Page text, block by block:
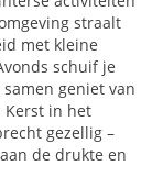
straalt
met kleine
schuif je
geniet van
Kerst in het
gezellig –
de drukte en